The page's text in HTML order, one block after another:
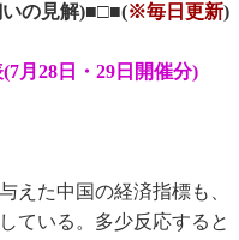
の見解)■□■(※毎日更新)
月28日・29日開催分)
えた中国の経済指標も、
ている。多少反応すると